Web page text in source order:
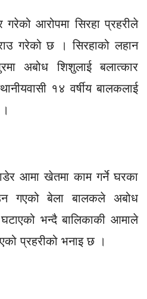
गरेको आरोपमा सिरहा प्रहरीले
गरेको छ । सिरहाको लहान
अबोध शिशुलाई बलात्कार
१४ वर्षीय बालकलाई
आमा खेतमा काम गर्ने घरका
गएको बेला बालकले अबोध
भन्दै बालिकाकी आमाले
प्रहरीको भनाइ छ ।